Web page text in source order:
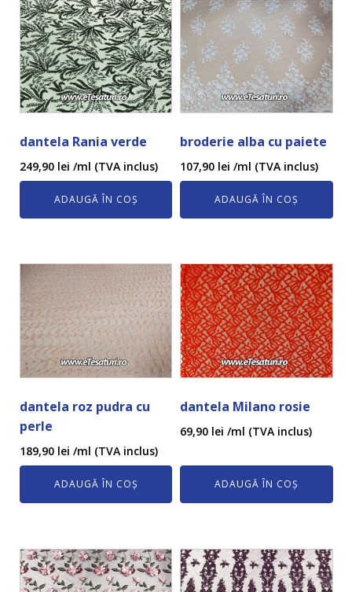
dantela Rania verde
249,90 lei /ml (TVA inclus)
ADAUGĂ ÎN COȘ
broderie alba cu paiete
107,90 lei /ml (TVA inclus)
ADAUGĂ ÎN COȘ
dantela roz pudra cu
perle
189,90 lei /ml (TVA inclus)
ADAUGĂ ÎN COȘ
dantela Milano rosie
69,90 lei /ml (TVA inclus)
ADAUGĂ ÎN COȘ